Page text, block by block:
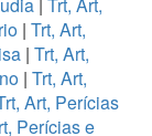
| Trt, Art,
| Trt, Art,
| Trt, Art,
| Trt, Art,
Art, Perícias
Perícias e